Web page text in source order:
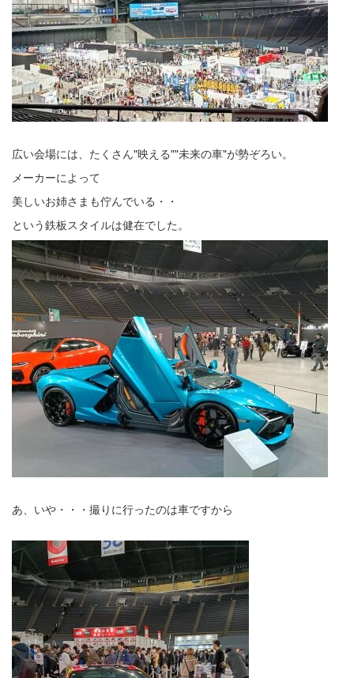
広い会場には、たくさん"映える""未来の車"が勢ぞろい。
メーカーによって
美しいお姉さまも佇んでいる・・
という鉄板スタイルは健在でした。
あ、いや・・・撮りに行ったのは車ですから